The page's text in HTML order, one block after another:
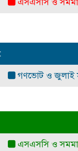
গণভোট ও জুলাই
এসএসসি ও সমমান